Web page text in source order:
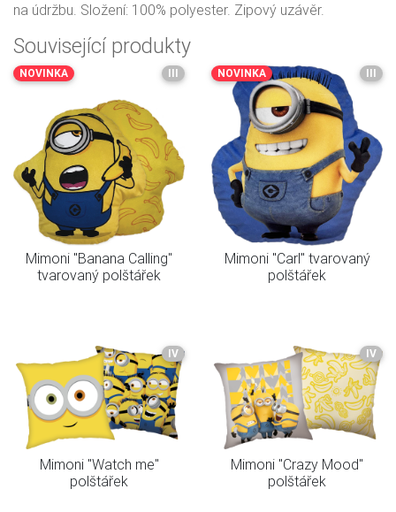
na údržbu. Složení: 100% polyester. Zipový uzávěr.
Související produkty
NOVINKA III
Mimoni "Banana Calling"
tvarovaný polštářek
NOVINKA III
Mimoni "Carl" tvarovaný
polštářek
IV
Mimoni "Watch me"
polštářek
IV
Mimoni "Crazy Mood"
polštářek